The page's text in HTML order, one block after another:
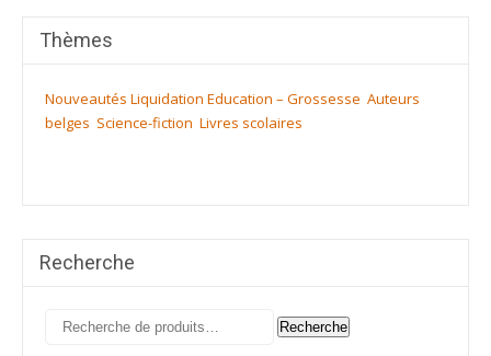
Thèmes
Nouveautés Liquidation Education – Grossesse Auteurs
belges Science-fiction Livres scolaires
Recherche
Recherche
Recherche